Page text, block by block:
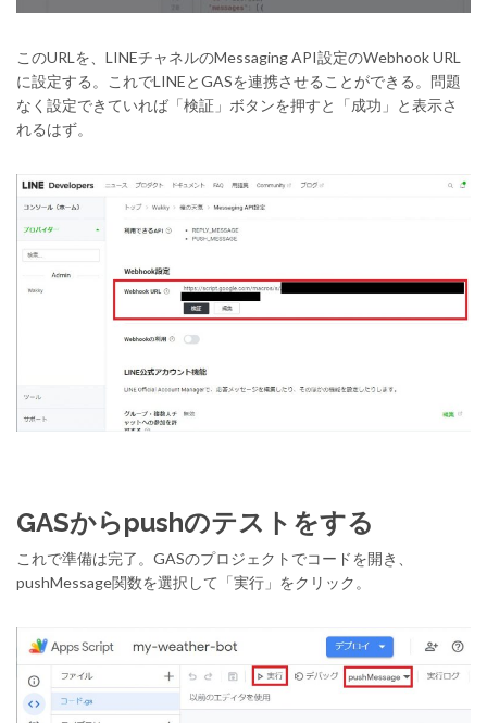
このURLを、LINEチャネルのMessaging API設定のWebhook URL
に設定する。これでLINEとGASを連携させることができる。問題
なく設定できていれば「検証」ボタンを押すと「成功」と表示さ
れるはず。
GASからpushのテストをする
これで準備は完了。GASのプロジェクトでコードを開き、
pushMessage関数を選択して「実行」をクリック。